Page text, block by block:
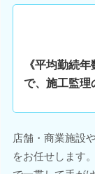
《平均勤続
で、施工監理
店舗・商業施設
をお任せします